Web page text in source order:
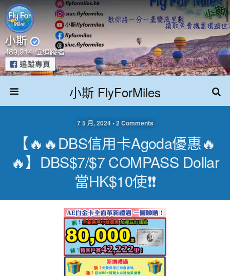
小斯 FlyForMiles
7 5 月, 2024 • 2 Comments
【🔥🔥DBS信用卡Agoda優惠🔥
🔥】DBS$7/$7 COMPASS Dollar
當HK$10使❗❗